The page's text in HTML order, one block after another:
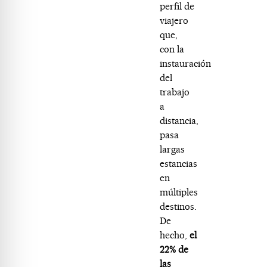
perfil de
viajero
que,
con la
instauración
del
trabajo
a
distancia,
pasa
largas
estancias
en
múltiples
destinos.
De
hecho, el
22% de
las